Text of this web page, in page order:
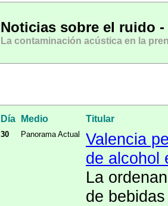
Noticias sobre el ruido -
La contaminación acústica en la
Día Medio Titular
30 Panorama Actual
Valencia
de alcohol
La
de